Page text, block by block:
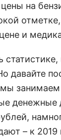
на
и
давайте
денежные
– к 2019